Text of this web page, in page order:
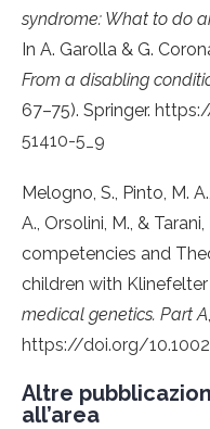
syndrome: What to do
In A. Garolla & G.
From a disabling
67–75). Springer.
51410-5_9
Melogno, S., Pinto, M.
A., Orsolini, M., &
competencies and
children with
medical genetics. Part A,
https://doi.org/
Altre
all’area